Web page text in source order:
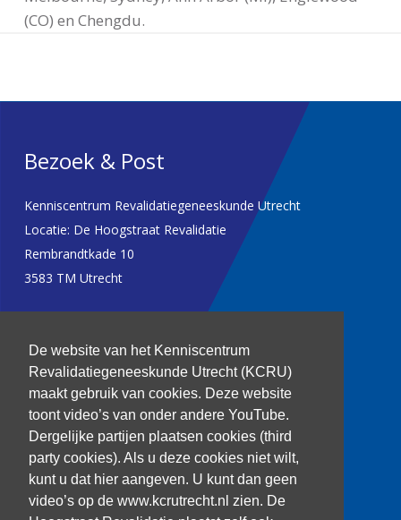
De website van het Kenniscentrum
Revalidatiegeneeskunde Utrecht (KCRU)
maakt gebruik van cookies. Deze website
toont video’s van onder andere YouTube.
Dergelijke partijen plaatsen cookies (third
party cookies). Als u deze cookies niet wilt,
kunt u dat hier aangeven. U kunt dan geen
video’s op de www.kcrutrecht.nl zien. De
(CO) en Chengdu.
Bezoek & Post
Kenniscentrum Revalidatiegeneeskunde Utrecht
Locatie: De Hoogstraat Revalidatie
Rembrandtkade 10
3583 TM Utrecht
kenniscentrum@dehoogstraat.nl
Over het KCRU
Samenwerkingen
Onze onderzoekers